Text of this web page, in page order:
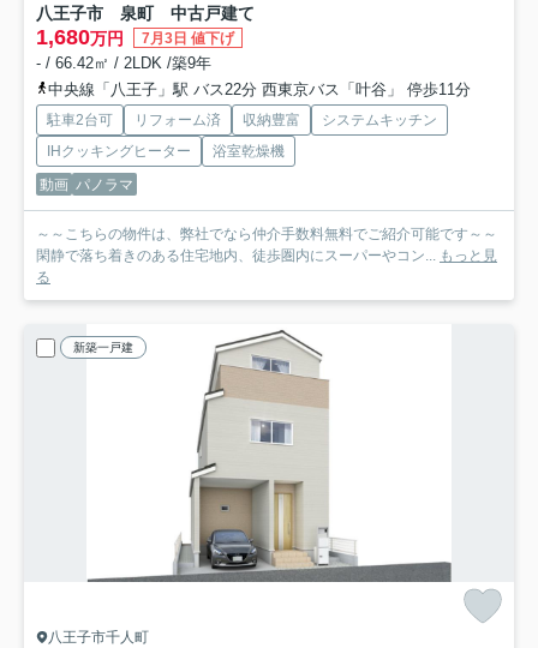
八王子市 泉町 中古戸建て
1,680万円 7月3日 値下げ
- / 66.42㎡ / 2LDK /築9年
中央線「八王子」駅 バス22分 西東京バス「叶谷」 停歩11分
駐車2台可 リフォーム済 収納豊富
システムキッチン
IHクッキングヒーター
浴室乾燥機
動画 パノラマ
～～こちらの物件は、弊社でなら仲介手数料無料でご紹介可能です～～
閑静で落ち着きのある住宅地内、徒歩圏内にスーパーやコン...
もっと見
る
新築一戸建
八王子市千人町